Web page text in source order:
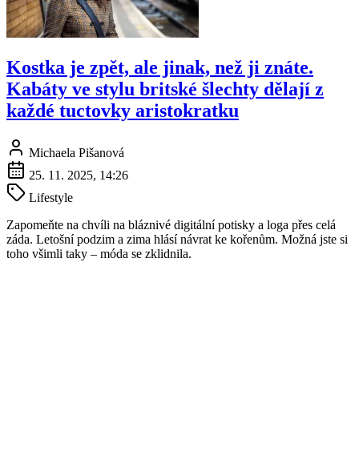
Kostka je zpět, ale jinak, než ji znáte.
Kabáty ve stylu britské šlechty dělají z
každé tuctovky aristokratku
Michaela Pišanová
25. 11. 2025, 14:26
Lifestyle
Zapomeňte na chvíli na bláznivé digitální potisky a loga přes celá
záda. Letošní podzim a zima hlásí návrat ke kořenům. Možná jste si
toho všimli taky – móda se zklidnila.